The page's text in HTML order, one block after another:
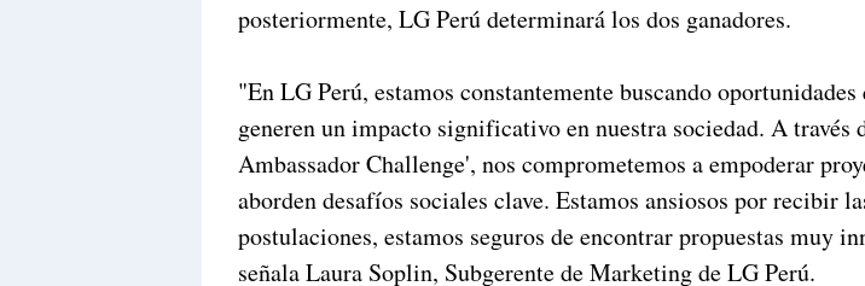
posteriormente, LG Perú determinará los dos ganadores.
"En LG Perú, estamos constantemente buscando oportunidades
generen un impacto significativo en nuestra sociedad. A través
Ambassador Challenge', nos comprometemos a empoderar
aborden desafíos sociales clave. Estamos ansiosos por recibir
postulaciones, estamos seguros de encontrar propuestas muy
señala Laura Soplin, Subgerente de Marketing de LG Perú.